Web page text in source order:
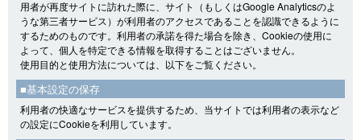
用者が再度サイトに訪れた際に、サイト（もしくはGoogle Analyticsのよ
うな第三者サービス）が利用者のアクセスであることを認識できるように
するためのものです。利用者の承諾を得た場合を除き、Cookieの使用に
よって、個人を特定できる情報を取得することはございません。
使用目的と使用方法については、以下をご覧ください。
■基本設定の保存
利用者の快適なサービスを提供するため、当サイトでは利用者の表示など
の設定にCookieを利用しています。